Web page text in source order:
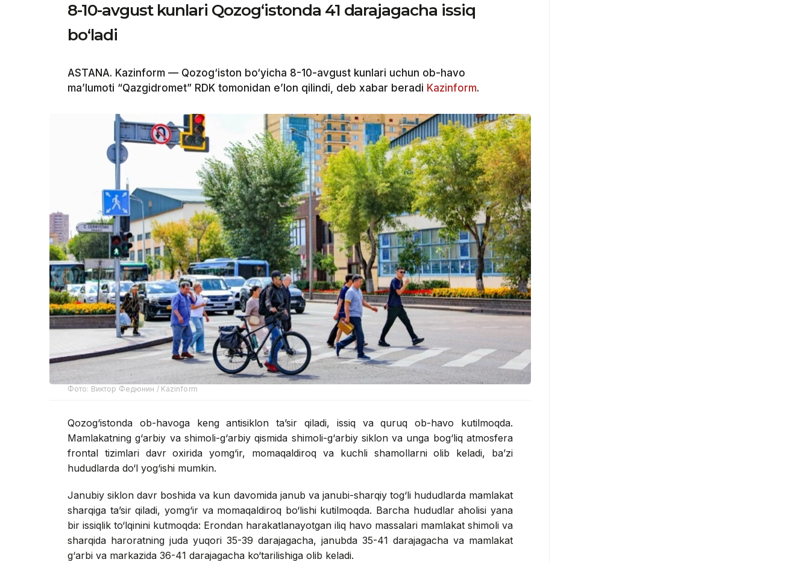
8-10-avgust kunlari Qozog‘istonda 41 darajagacha issiq
bo‘ladi
ASTANA. Kazinform — Qozog‘iston bo‘yicha 8-10-avgust kunlari uchun ob-havo
ma’lumoti “Qazgidromet” RDK tomonidan e’lon qilindi, deb xabar beradi Kazinform.
Фото: Виктор Федюнин / Kazinform
Qozog‘istonda ob-havoga keng antisiklon ta’sir qiladi, issiq va quruq ob-havo kutilmoqda.
Mamlakatning g‘arbiy va shimoli-g‘arbiy qismida shimoli-g‘arbiy siklon va unga bog‘liq atmosfera
frontal tizimlari davr oxirida yomg‘ir, momaqaldiroq va kuchli shamollarni olib keladi, ba’zi
hududlarda do‘l yog‘ishi mumkin.
Janubiy siklon davr boshida va kun davomida janub va janubi-sharqiy tog‘li hududlarda mamlakat
sharqiga ta’sir qiladi, yomg‘ir va momaqaldiroq bo‘lishi kutilmoqda. Barcha hududlar aholisi yana
bir issiqlik to‘lqinini kutmoqda: Erondan harakatlanayotgan iliq havo massalari mamlakat shimoli va
sharqida haroratning juda yuqori 35-39 darajagacha, janubda 35-41 darajagacha va mamlakat
g‘arbi va markazida 36-41 darajagacha ko‘tarilishiga olib keladi.